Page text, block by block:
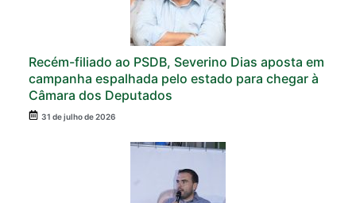
Recém-filiado ao PSDB, Severino Dias aposta em
campanha espalhada pelo estado para chegar à
Câmara dos Deputados
31 de julho de 2026